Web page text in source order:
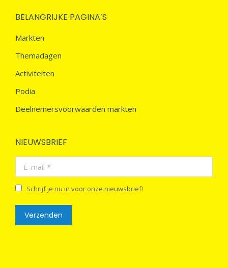
BELANGRIJKE PAGINA’S
Markten
Themadagen
Activiteiten
Podia
Deelnemersvoorwaarden markten
NIEUWSBRIEF
E-mail *
Schrijf je nu in voor onze nieuwsbrief!
Verzenden